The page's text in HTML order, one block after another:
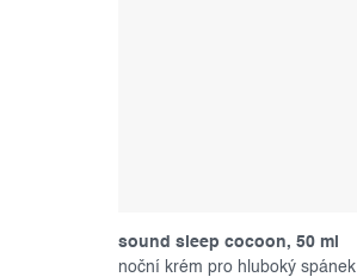
sound sleep cocoon, 50 ml
noční krém pro hluboký spánek